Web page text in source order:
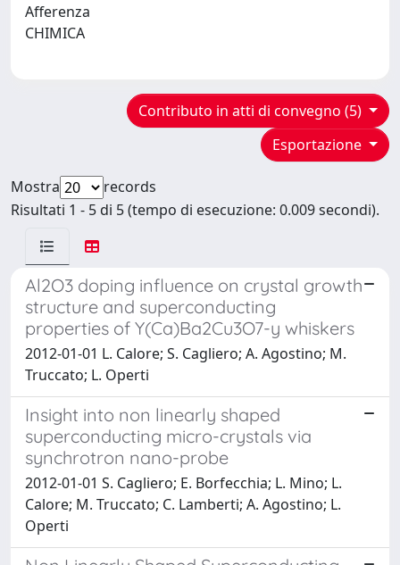
Afferenza
CHIMICA
Contributo in atti di convegno (5)
Esportazione
Mostra
records
Risultati 1 - 5 di 5 (tempo di esecuzione: 0.009 secondi).
Al2O3 doping influence on crystal growth
structure and superconducting
properties of Y(Ca)Ba2Cu3O7-y whiskers
2012-01-01 L. Calore; S. Cagliero; A. Agostino; M.
Truccato; L. Operti
Insight into non linearly shaped
superconducting micro-crystals via
synchrotron nano-probe
2012-01-01 S. Cagliero; E. Borfecchia; L. Mino; L.
Calore; M. Truccato; C. Lamberti; A. Agostino; L.
Operti